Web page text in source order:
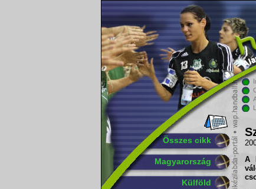
Összes cikk
Magyarország
Külföld
A